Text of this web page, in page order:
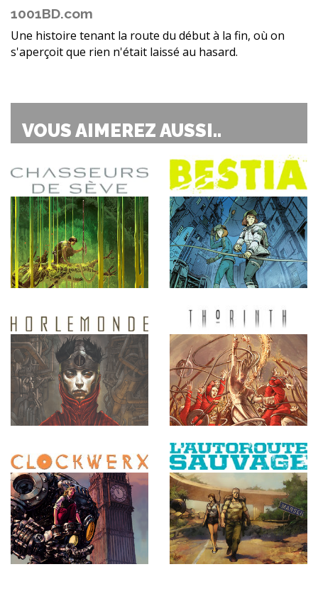
1001BD.com
Une histoire tenant la route du début à la fin, où on
s'aperçoit que rien n'était laissé au hasard.
VOUS AIMEREZ AUSSI..